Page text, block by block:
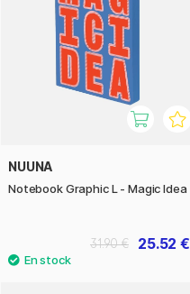
NUUNA
Notebook Graphic L - Magic Idea
25.52 €
31.90 €